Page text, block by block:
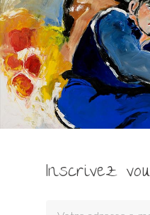
Inscrivez